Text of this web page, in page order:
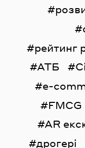
рейтинг
АТБ
e-
FMCG
AR
дрогері